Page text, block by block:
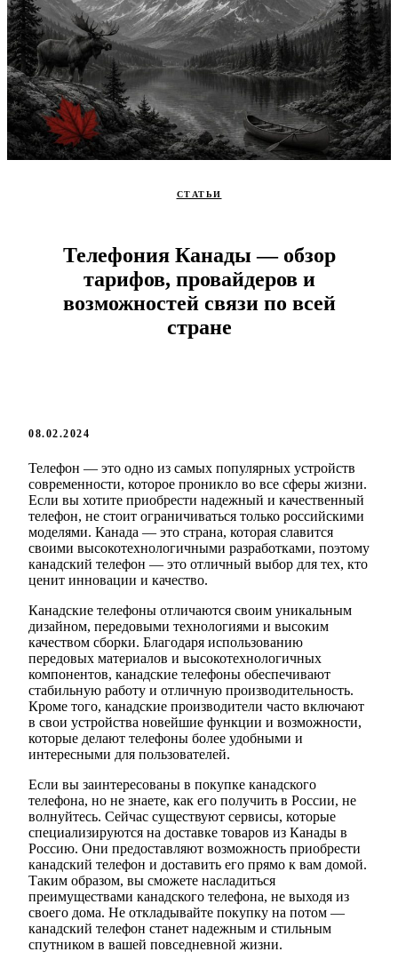
СТАТЬИ
Телефония Канады — обзор
тарифов, провайдеров и
возможностей связи по всей
стране
08.02.2024
Телефон — это одно из самых популярных устройств
современности, которое проникло во все сферы жизни.
Если вы хотите приобрести надежный и качественный
телефон, не стоит ограничиваться только российскими
моделями. Канада — это страна, которая славится
своими высокотехнологичными разработками, поэтому
канадский телефон — это отличный выбор для тех, кто
ценит инновации и качество.
Канадские телефоны отличаются своим уникальным
дизайном, передовыми технологиями и высоким
качеством сборки. Благодаря использованию
передовых материалов и высокотехнологичных
компонентов, канадские телефоны обеспечивают
стабильную работу и отличную производительность.
Кроме того, канадские производители часто включают
в свои устройства новейшие функции и возможности,
которые делают телефоны более удобными и
интересными для пользователей.
Если вы заинтересованы в покупке канадского
телефона, но не знаете, как его получить в России, не
волнуйтесь. Сейчас существуют сервисы, которые
специализируются на доставке товаров из Канады в
Россию. Они предоставляют возможность приобрести
канадский телефон и доставить его прямо к вам домой.
Таким образом, вы сможете насладиться
преимуществами канадского телефона, не выходя из
своего дома. Не откладывайте покупку на потом —
канадский телефон станет надежным и стильным
спутником в вашей повседневной жизни.